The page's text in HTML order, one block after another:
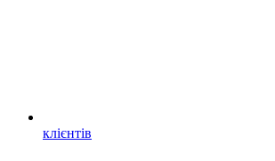
клієнтів